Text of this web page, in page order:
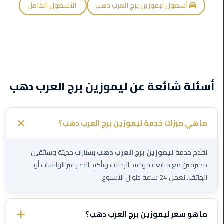
ليموزين
مدينتي
ليموزين
ليموزين
التجمع
الخامس
ليموزين
أسطول ليموزين برج العرب دهب الأسطول الكامل
أسئلة شائعة عن ليموزين برج العرب دهب
ما هي ميزات خدمة ليموزين برج العرب دهب؟
نقدم خدمةليموزين برج العرب دهببسيارات حديثة وسائقين
محترفين مع متابعة مواعيد الرحلات وتأكيد الحجز عبر الواتساب أو
الهاتف. نعمل 24 ساعة طوال الأسبوع.
ما هو سعر ليموزين برج العرب دهب؟